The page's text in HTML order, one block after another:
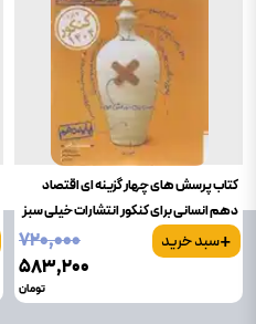
کتاب پرسش های چهار گزینه ای اقتصاد
دهم انسانی برای کنکور انتشارات خیلی سبز
+سبد خرید
۷۲۰٬۰۰۰
۵۸۳٬۲۰۰
تومان